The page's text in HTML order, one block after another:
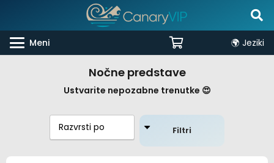
Meni 🌍 Jeziki
Nočne predstave
Ustvarite nepozabne trenutke 😍
Filtri